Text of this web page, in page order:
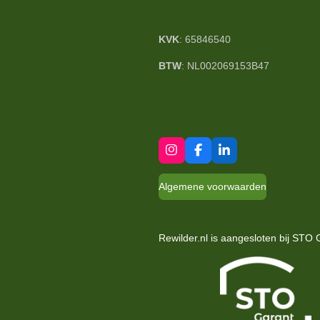
KVK: 65846540
BTW: NL002069153B47
I
n
t
a
a
F
a
e
b
k
L
i
k
e
n
Algemene voorwaarden
Rewilder.nl is aangesloten bij STO